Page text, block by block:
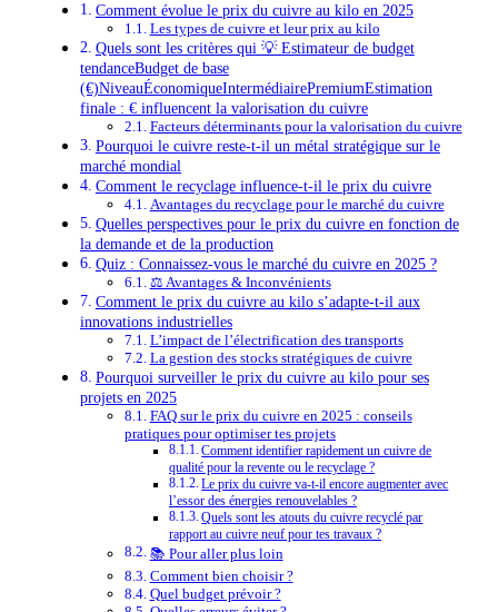
Comment évolue le prix du cuivre au kilo en 2025
Les types de cuivre et leur prix au kilo
Quels sont les critères qui 💡 Estimateur de budget
tendanceBudget de base
(€)NiveauÉconomiqueIntermédiairePremiumEstimation
finale : € influencent la valorisation du cuivre
Facteurs déterminants pour la valorisation du cuivre
Pourquoi le cuivre reste-t-il un métal stratégique sur le
marché mondial
Comment le recyclage influence-t-il le prix du cuivre
Avantages du recyclage pour le marché du cuivre
Quelles perspectives pour le prix du cuivre en fonction de
la demande et de la production
Quiz : Connaissez-vous le marché du cuivre en 2025 ?
⚖️ Avantages & Inconvénients
Comment le prix du cuivre au kilo s’adapte-t-il aux
innovations industrielles
L’impact de l’électrification des transports
La gestion des stocks stratégiques de cuivre
Pourquoi surveiller le prix du cuivre au kilo pour ses
projets en 2025
FAQ sur le prix du cuivre en 2025 : conseils
pratiques pour optimiser tes projets
Comment identifier rapidement un cuivre de
qualité pour la revente ou le recyclage ?
Le prix du cuivre va-t-il encore augmenter avec
l’essor des énergies renouvelables ?
Quels sont les atouts du cuivre recyclé par
rapport au cuivre neuf pour tes travaux ?
📚 Pour aller plus loin
Comment bien choisir ?
Quel budget prévoir ?